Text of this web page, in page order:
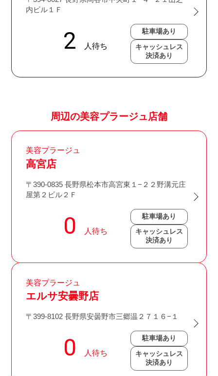
内ビル１Ｆ
駐車場あり
キャッシュレス
決済あり
周辺の美容プラージュ店舗
美容プラージュ
高宮店
〒390-0835 長野県松本市高宮東１−２２野溝元庄
屋第２ビル２Ｆ
駐車場あり
キャッシュレス
決済あり
美容プラージュ
エルサ安曇野店
〒399-8102 長野県安曇野市三郷温２７１６−１
駐車場あり
キャッシュレス
決済あり